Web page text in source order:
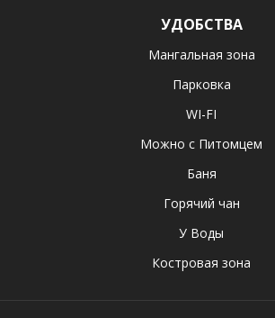
УДОБСТВА
Мангальная зона
Парковка
WI-FI
Можно с Питомцем
Баня
Горячий чан
У Воды
Костровая зона